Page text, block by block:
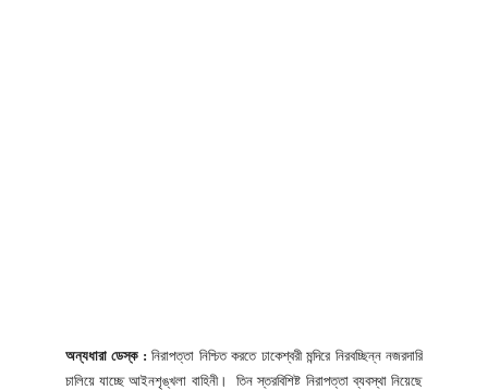
অন্যধারা ডেস্ক : নিরাপত্তা নিশ্চিত করতে ঢাকেশ্বরী মন্দিরে নিরবচ্ছিন্ন নজরদারি
চালিয়ে যাচ্ছে আইনশৃঙ্খলা বাহিনী। তিন স্তরবিশিষ্ট নিরাপত্তা ব্যবস্থা নিয়েছে